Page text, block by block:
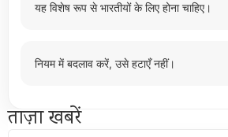
यह विशेष रूप से भारतीयों के लिए होना चाहिए।
नियम में बदलाव करें, उसे हटाएँ नहीं।
ताज़ा खबरें